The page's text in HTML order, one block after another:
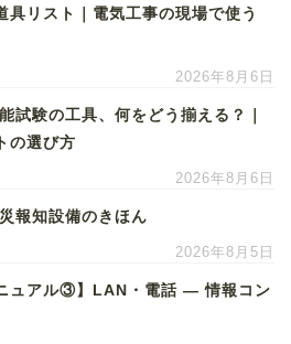
具リスト｜電気工事の現場で使う
2026年8月6日
試験の工具、何をどう揃える？｜
の選び方
2026年8月6日
報知設備のきほん
2026年8月5日
ュアル③】LAN・電話 ― 情報コン